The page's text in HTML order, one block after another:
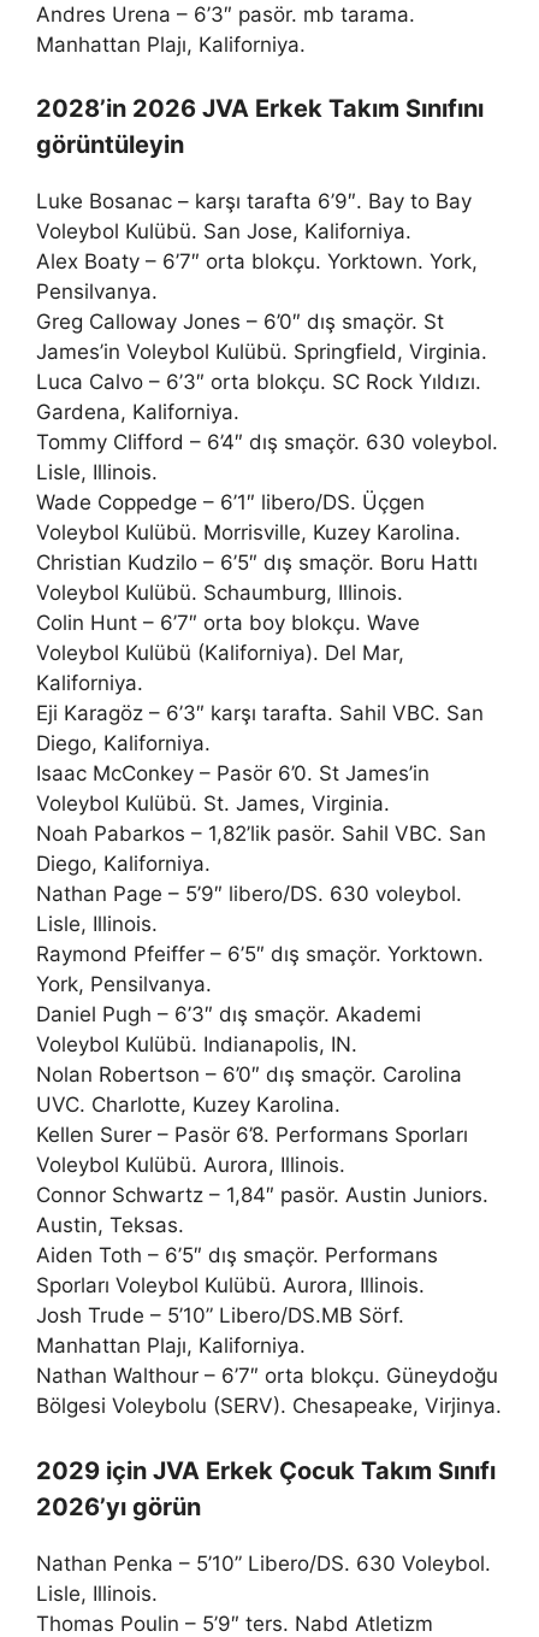
Andres Urena – 6’3″ pasör. mb tarama.
Manhattan Plajı, Kaliforniya.
2028’in 2026 JVA Erkek Takım Sınıfını
görüntüleyin
Luke Bosanac – karşı tarafta 6’9″. Bay to Bay
Voleybol Kulübü. San Jose, Kaliforniya.
Alex Boaty – 6’7″ orta blokçu. Yorktown. York,
Pensilvanya.
Greg Calloway Jones – 6’0″ dış smaçör. St
James’in Voleybol Kulübü. Springfield, Virginia.
Luca Calvo – 6’3″ orta blokçu. SC Rock Yıldızı.
Gardena, Kaliforniya.
Tommy Clifford – 6’4″ dış smaçör. 630 voleybol.
Lisle, Illinois.
Wade Coppedge – 6’1″ libero/DS. Üçgen
Voleybol Kulübü. Morrisville, Kuzey Karolina.
Christian Kudzilo – 6’5″ dış smaçör. Boru Hattı
Voleybol Kulübü. Schaumburg, Illinois.
Colin Hunt – 6’7″ orta boy blokçu. Wave
Voleybol Kulübü (Kaliforniya). Del Mar,
Kaliforniya.
Eji Karagöz – 6’3″ karşı tarafta. Sahil VBC. San
Diego, Kaliforniya.
Isaac McConkey – Pasör 6’0. St James’in
Voleybol Kulübü. St. James, Virginia.
Noah Pabarkos – 1,82’lik pasör. Sahil VBC. San
Diego, Kaliforniya.
Nathan Page – 5’9″ libero/DS. 630 voleybol.
Lisle, Illinois.
Raymond Pfeiffer – 6’5″ dış smaçör. Yorktown.
York, Pensilvanya.
Daniel Pugh – 6’3″ dış smaçör. Akademi
Voleybol Kulübü. Indianapolis, IN.
Nolan Robertson – 6’0″ dış smaçör. Carolina
UVC. Charlotte, Kuzey Karolina.
Kellen Surer – Pasör 6’8. Performans Sporları
Voleybol Kulübü. Aurora, Illinois.
Connor Schwartz – 1,84″ pasör. Austin Juniors.
Austin, Teksas.
Aiden Toth – 6’5″ dış smaçör. Performans
Sporları Voleybol Kulübü. Aurora, Illinois.
Josh Trude – 5’10” Libero/DS.MB Sörf.
Manhattan Plajı, Kaliforniya.
Nathan Walthour – 6’7″ orta blokçu. Güneydoğu
Bölgesi Voleybolu (SERV). Chesapeake, Virjinya.
2029 için JVA Erkek Çocuk Takım Sınıfı
2026’yı görün
Nathan Penka – 5’10” Libero/DS. 630 Voleybol.
Lisle, Illinois.
Thomas Poulin – 5’9″ ters. Nabd Atletizm